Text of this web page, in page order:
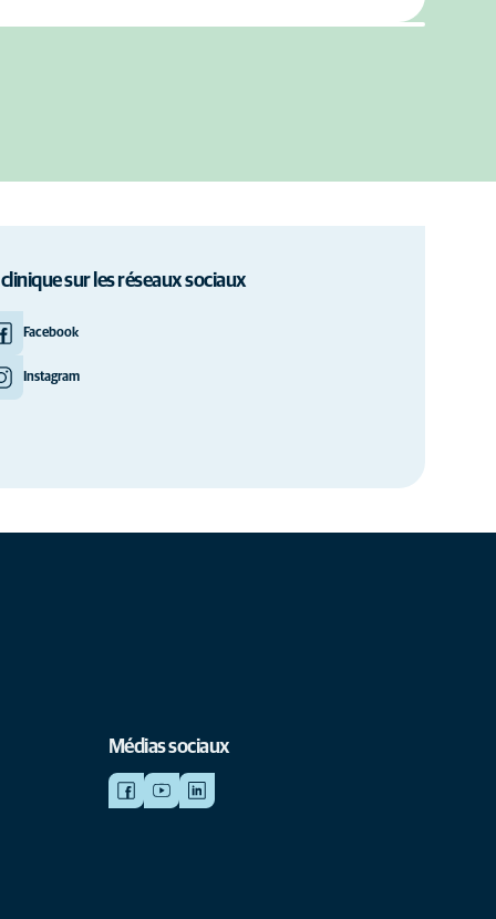
clinique sur les réseaux sociaux
Facebook
Instagram
Médias sociaux